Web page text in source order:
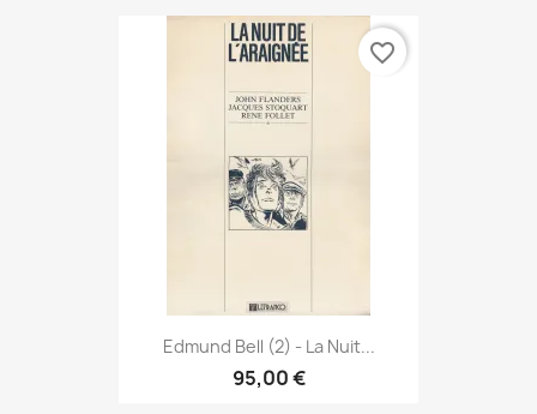
Edmund Bell (2) - La Nuit...
95,00 €
favorite_border